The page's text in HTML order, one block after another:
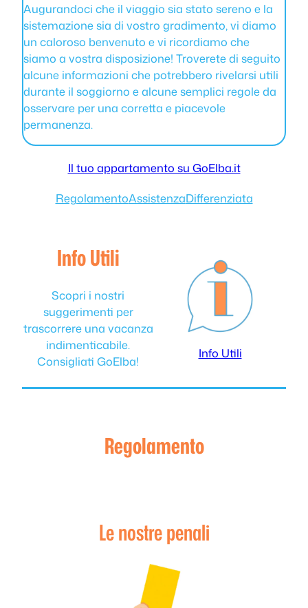
Augurandoci che il viaggio sia stato sereno e la
sistemazione sia di vostro gradimento, vi diamo
un caloroso benvenuto e vi ricordiamo che
siamo a vostra disposizione! Troverete di seguito
alcune informazioni che potrebbero rivelarsi utili
durante il soggiorno e alcune semplici regole da
osservare per una corretta e piacevole
permanenza.
Il tuo appartamento su GoElba.it
RegolamentoAssistenzaDifferenziata
Info Utili
Scopri i nostri
suggerimenti per
trascorrere una vacanza
indimenticabile.
Consigliati GoElba!
Info Utili
Regolamento
Le nostre penali